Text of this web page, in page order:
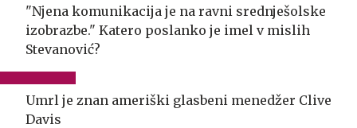
"Njena komunikacija je na ravni srednješolske
izobrazbe." Katero poslanko je imel v mislih
Stevanović?
Umrl je znan ameriški glasbeni menedžer Clive
Davis